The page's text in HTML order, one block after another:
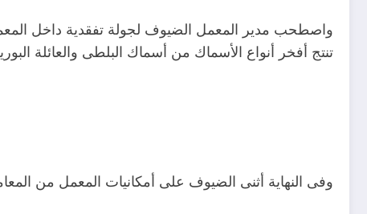
واصطحب مدير المعمل الضيوف لجولة تفقدية داخل
تنتج أفخر أنواع الأسماك من أسماك البلطى والعائلة
وفى النهاية أثنى الضيوف على أمكانيات المعمل من